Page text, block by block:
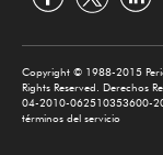
Copyright © 1988-2015
Rights Reserved. Derechos
04-2010-062510353600-
términos del servicio